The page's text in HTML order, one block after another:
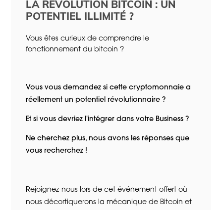
LA RÉVOLUTION BITCOIN : UN
POTENTIEL ILLIMITÉ ?
Vous êtes curieux de comprendre le
fonctionnement du bitcoin ?
Vous vous demandez si cette cryptomonnaie a
réellement un potentiel révolutionnaire ?
Et si vous devriez l'intégrer dans votre Business ?
Ne cherchez plus, nous avons les réponses que
vous recherchez !
Rejoignez-nous lors de cet événement offert où
nous décortiquerons la mécanique de Bitcoin et